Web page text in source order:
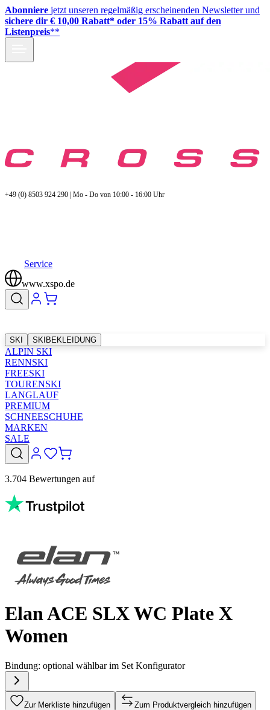
Abonniere jetzt unseren regelmäßig erscheinenden Newsletter und
sichere dir € 10,00 Rabatt* oder 15% Rabatt auf den
Listenpreis**
+49 (0) 8503 924 290 | Mo - Do von 10:00 - 16:00 Uhr
Service
www.xspo.de
SKI SKIBEKLEIDUNG
ALPIN SKI
RENNSKI
FREESKI
TOURENSKI
LANGLAUF
PREMIUM
SCHNEESCHUHE
MARKEN
SALE
3.704 Bewertungen auf
Elan ACE SLX WC Plate X
Women
Bindung: optional wählbar im Set Konfigurator
Zur Merkliste hinzufügen Zum Produktvergleich hinzufügen